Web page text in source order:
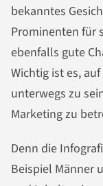
bekanntes
Prominenten für
ebenfalls gute
Wichtig ist es,
unterwegs zu
Marketing zu
Denn die
Beispiel Männer